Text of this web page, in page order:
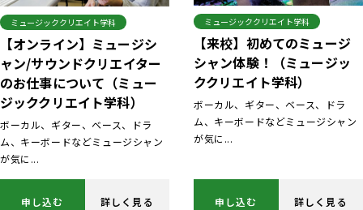
ミュージッククリエイト学科
【オンライン】ミュージシ
ャン/サウンドクリエイター
のお仕事について（ミュー
ジッククリエイト学科）
ボーカル、ギター、ベース、ドラ
ム、キーボードなどミュージシャン
が気に...
申し込む 詳しく見る
ミュージッククリエイト学科
【来校】初めてのミュージ
シャン体験！（ミュージッ
ククリエイト学科）
ボーカル、ギター、ベース、ドラ
ム、キーボードなどミュージシャン
が気に...
申し込む 詳しく見る